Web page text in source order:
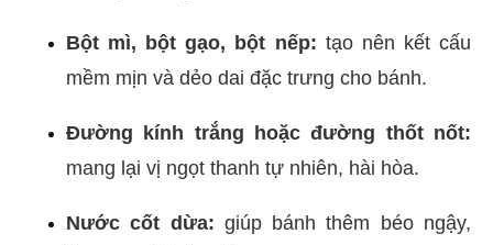
Bột mì, bột gạo, bột nếp: tạo nên kết cấu
mềm mịn và dẻo dai đặc trưng cho bánh.
Đường kính trắng hoặc đường thốt nốt:
mang lại vị ngọt thanh tự nhiên, hài hòa.
Nước cốt dừa: giúp bánh thêm béo ngậy,